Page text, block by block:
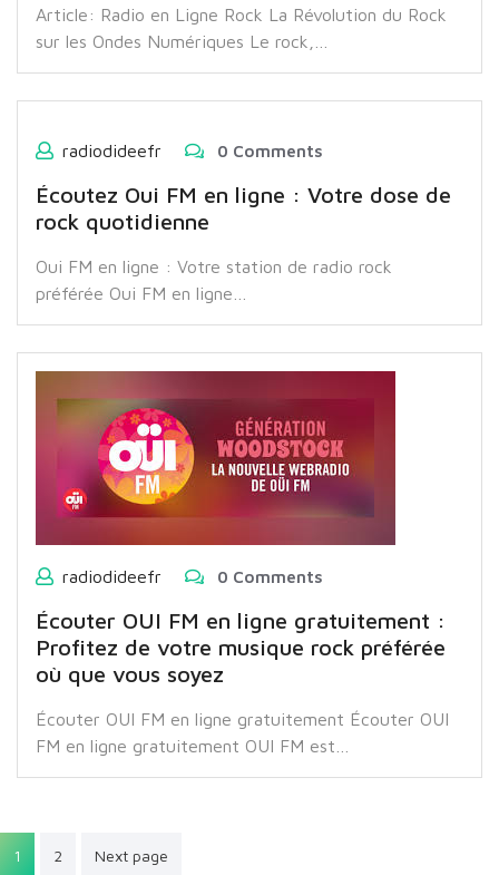
Article: Radio en Ligne Rock La Révolution du Rock
sur les Ondes Numériques Le rock,…
radiodideefr 0 Comments
Écoutez Oui FM en ligne : Votre dose de
rock quotidienne
Oui FM en ligne : Votre station de radio rock
préférée Oui FM en ligne…
radiodideefr 0 Comments
Écouter OUI FM en ligne gratuitement :
Profitez de votre musique rock préférée
où que vous soyez
Écouter OUI FM en ligne gratuitement Écouter OUI
FM en ligne gratuitement OUI FM est…
Pagination
1 2 Next page